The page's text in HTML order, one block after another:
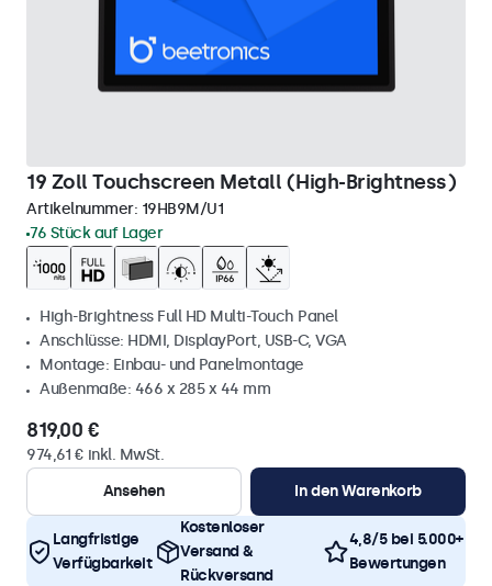
19 Zoll Touchscreen Metall (High-Brightness)
Artikelnummer: 19HB9M/U1
76 Stück auf Lager
High-Brightness Full HD Multi-Touch Panel
Anschlüsse: HDMI, DisplayPort, USB-C, VGA
Montage: Einbau- und Panelmontage
Außenmaße: 466 x 285 x 44 mm
819,00 €
974,61 € inkl. MwSt.
Ansehen
In den Warenkorb
Langfristige
Verfügbarkeit
Kostenloser
Versand &
Rückversand
4,8/5 bei 5.000+
Bewertungen